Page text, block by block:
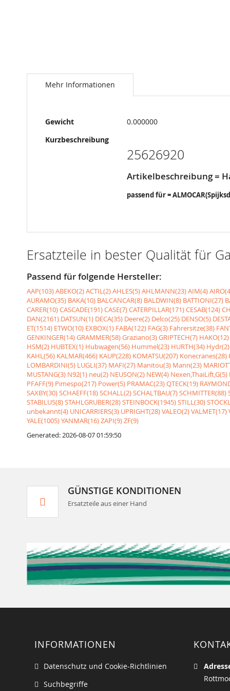
zum
AnfangMehr Informationen
Mehr
Informationen
Gewicht
0.000000
Kurzbeschreibung
25626920
Artikelbeschreibung =
passend für =
Ersatzteile in bester Qualität für
Passend für folgende Hersteller:
AAP(103)ABEKO(2)ACTIL(2)AHLES(5)AHLMANN(23)AIM(4)
AURAMO(35) BAKA(10) BALCANCAR(8) BALDWIN(8) BATTIONI(27)
CARER(10)CASCADE(191)CASE(7)CATERPILLAR(171)CESAB(124)
DAN(2161) DATSUN(1) DECA(35) Deere(2) Delco(25) DENSO(5)
ET(1514) ETWO(10) EXBOX(1) FABA(122) FAG(3) Fahrersitze(38)
GENKINGER(14)GRAMMER(58)Graziano(3)GRIPTECH(7) HAKO(12)
HSM(2) HUBTEX(1) Hubwagen(56) Hummel(23) HURTH(34) Hydr(2)
KAHL(56) KALMAR(466) KAUP(228) KOMATSU(207) Konecranes(28)
LOMBARDINI(5) LUGLI(37) MAFI(27) Manitou(3) Mann(23)
MUSTANG(3) N92(1) neu(2) NEUSON(2) NEW(4) Nexen,ThaiLift,G(5)
PFAFF(9) Pimespo(217) Power(5) PRAMAC(23)QTECK(19)
SAXBY(30)SCHAEFF(18)SCHALL(2)SCHALTBAU(7)SCHMITTER(88)
STABILUS(8)STAHLGRUBER(28)STEINBOCK(1945)STILL(30)
unbekannt(4) UNICARRIERS(3) UPRIGHT(28)VALEO(2)VALMET(17)
YALE(1005)YANMAR(16)ZAPI(9)ZF(9)
Generated: 2026-08-07 01:59:50
GÜNSTIGE KONDITIONEN
Ersatzteile aus einer Hand
INFORMATIONEN
Datenschutz und Cookie-Richtlinien
Suchbegriffe